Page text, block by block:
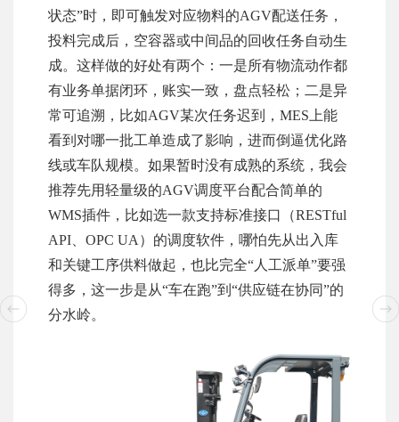
状态”时，即可触发对应物料的AGV配送任务，
投料完成后，空容器或中间品的回收任务自动生
成。这样做的好处有两个：一是所有物流动作都
有业务单据闭环，账实一致，盘点轻松；二是异
常可追溯，比如AGV某次任务迟到，MES上能
看到对哪一批工单造成了影响，进而倒逼优化路
线或车队规模。如果暂时没有成熟的系统，我会
推荐先用轻量级的AGV调度平台配合简单的
WMS插件，比如选一款支持标准接口（RESTful
API、OPC UA）的调度软件，哪怕先从出入库
和关键工序供料做起，也比完全“人工派单”要强
得多，这一步是从“车在跑”到“供应链在协同”的
分水岭。